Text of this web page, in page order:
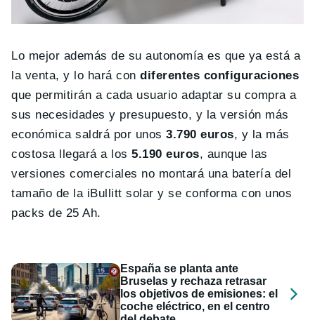
Lo mejor además de su autonomía es que ya está a
la venta, y lo hará condiferentes configuraciones
que permitirán a cada usuario adaptar su compra a
sus necesidades y presupuesto, y la versión más
económica saldrá por unos3.790 euros, y la más
costosa llegará a los5.190 euros, aunque las
versiones comerciales no montará una batería del
tamaño de la iBullitt solar y se conforma con unos
packs de 25 Ah.
España se planta ante
Bruselas y rechaza retrasar
los objetivos de emisiones: el
coche eléctrico, en el centro